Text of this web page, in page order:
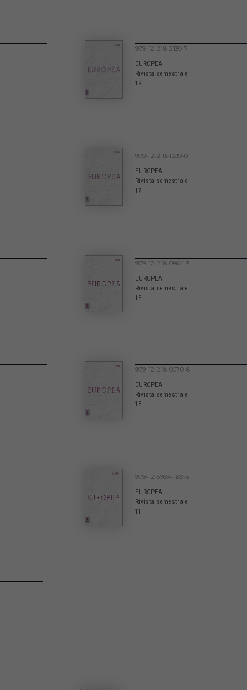
979-12-218-2130-7
EUROPEA
Rivista semestrale
19
979-12-218-1389-0
EUROPEA
Rivista semestrale
17
979-12-218-0864-3
EUROPEA
Rivista semestrale
15
979-12-218-0070-8
EUROPEA
Rivista semestrale
13
979-12-5994-169-5
EUROPEA
Rivista semestrale
11